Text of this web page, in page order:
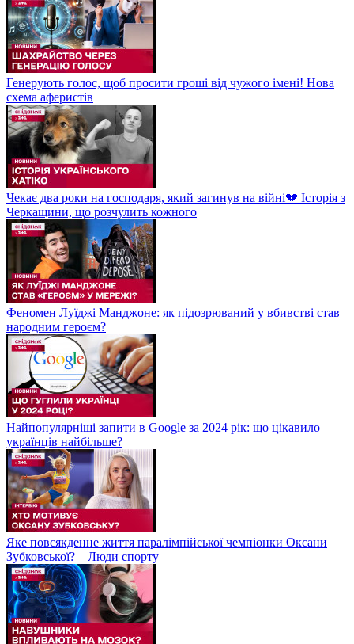
Генерують голос, щоб просити гроші від чужого імені! Нова
схема аферистів
Чекає два роки на господаря, який загинув на війні💔 Історія з
Черкащини, що розчулить кожного
Феномен Луїджі Манджоне: як підозрюваний у вбивстві став
народним героєм?
Найпопулярніші запити в Google за 2024 рік: що цікавило
українців найбільше?
Яке повсякденне життя паралімпійської чемпіонки Оксани
Зубковської? – Люди спорту